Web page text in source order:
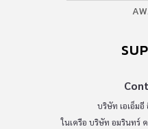
บริษัท เอเอ็มอี
ในเครือ บริษัท อมรินทร์